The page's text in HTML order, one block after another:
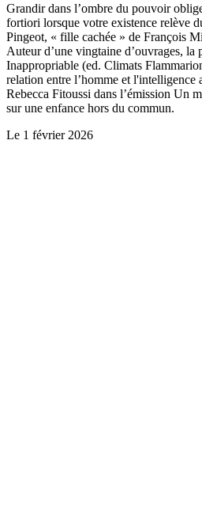
Grandir dans l’ombre du pouvoir
fortiori lorsque votre existence relève
Pingeot, « fille cachée » de François
Auteur d’une vingtaine d’ouvrages,
Inappropriable (ed. Climats
relation entre l’homme et
Rebecca Fitoussi dans l’émission Un
sur une enfance hors du commun.
Le 1 février 2026